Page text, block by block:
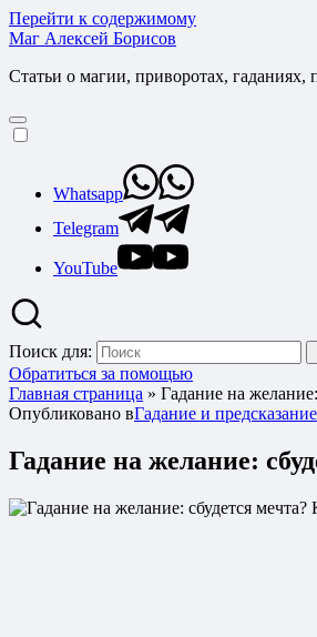
Перейти к содержимому
Маг Алексей Борисов
Статьи о магии, приворотах, гаданиях,
Whatsapp
Telegram
YouTube
Поиск для:
Обратиться за помощью
Главная страница » Гадание на
Опубликовано вГадание и предсказание
Гадание на желание: